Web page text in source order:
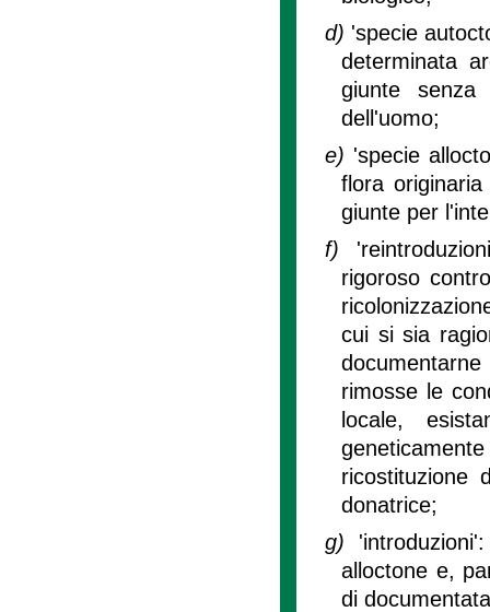
d) 'specie
determinata
giunte
dell'uomo;
e) 'specie
flora
giunte per
f)
rigoroso
cui si sia
rimosse le
locale,
ricostituzione
donatrice;
g)
alloctone e,
di